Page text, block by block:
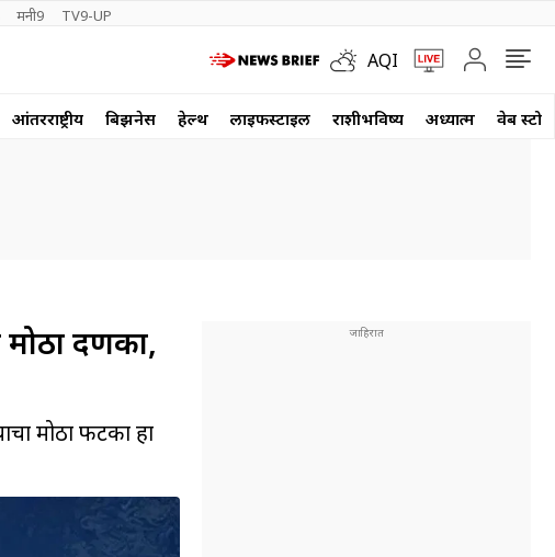
मनी9 TV9-UP
AQI
आंतरराष्ट्रीय बिझनेस हेल्थ लाईफस्टाईल राशीभविष्य अध्यात्म वेब
मोठा दणका,
मोठा फटका हा